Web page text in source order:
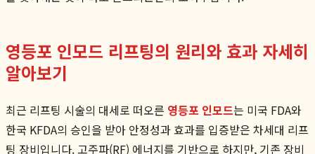
영등포 인모드 리프팅의 원리와 효과 자세히
알아보기
최근 리프팅 시술의 대세로 떠오른 영등포 인모드는 미국 FDA와
한국 KFDA의 승인을 받아 안정성과 효과를 입증받은 차세대 리프
팅 장비입니다. 고주파(RF) 에너지를 기반으로 하지만, 기존 장비